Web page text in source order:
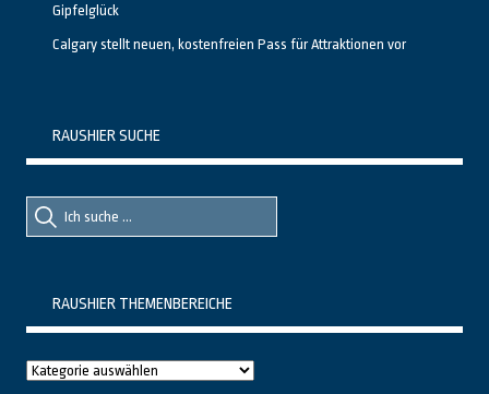
Gipfelglück
Calgary stellt neuen, kostenfreien Pass für Attraktionen vor
RAUSHIER SUCHE
Suche
nach::
Suche
nach:
RAUSHIER THEMENBEREICHE
Raushier